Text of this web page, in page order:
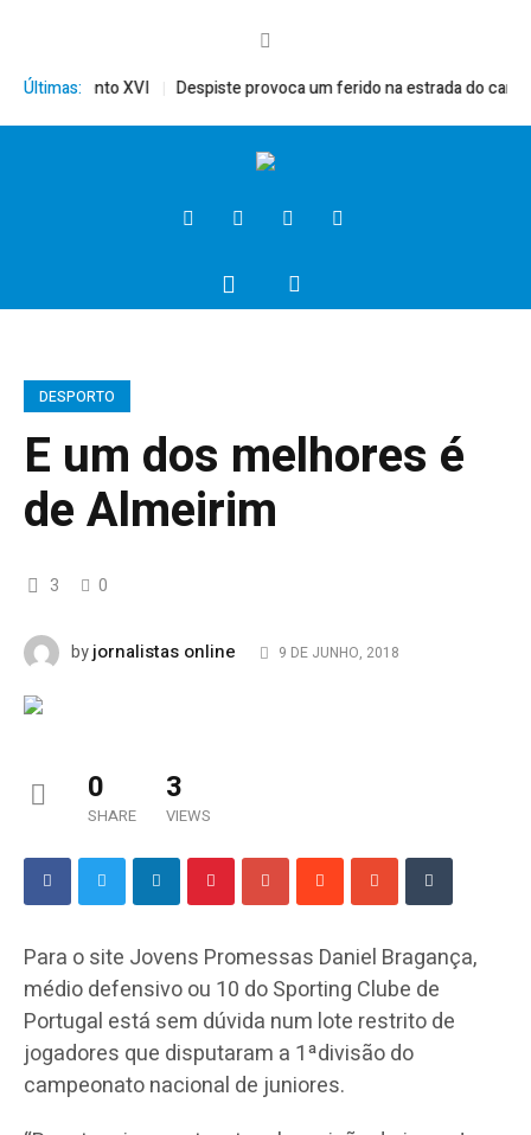
Últimas:Bento XVI Despiste provoca um ferido na estrada do campo
DESPORTO
E um dos melhores é
de Almeirim
3 0
byjornalistas online 9 DE JUNHO, 2018
0
SHARE
3
VIEWS
Para o site Jovens Promessas Daniel Bragança,
médio defensivo ou 10 do Sporting Clube de
Portugal está sem dúvida num lote restrito de
jogadores que disputaram a 1ªdivisão do
campeonato nacional de juniores.